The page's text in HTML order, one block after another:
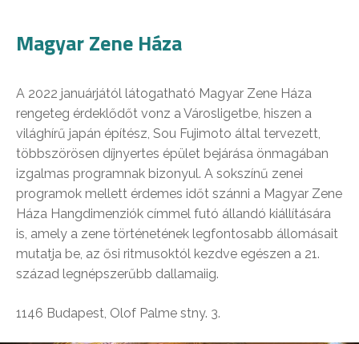
Magyar Zene Háza
A 2022 januárjától látogatható Magyar Zene Háza
rengeteg érdeklődőt vonz a Városligetbe, hiszen a
világhírű japán építész, Sou Fujimoto által tervezett,
többszörösen díjnyertes épület bejárása önmagában
izgalmas programnak bizonyul. A sokszínű zenei
programok mellett érdemes időt szánni a Magyar Zene
Háza Hangdimenziók címmel futó állandó kiállítására
is, amely a zene történetének legfontosabb állomásait
mutatja be, az ősi ritmusoktól kezdve egészen a 21.
század legnépszerűbb dallamaiig.
1146 Budapest, Olof Palme stny. 3.